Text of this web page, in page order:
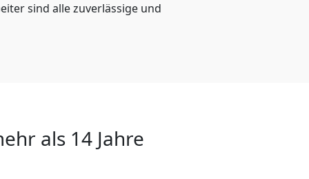
sind alle zuverlässige und
als 14 Jahre